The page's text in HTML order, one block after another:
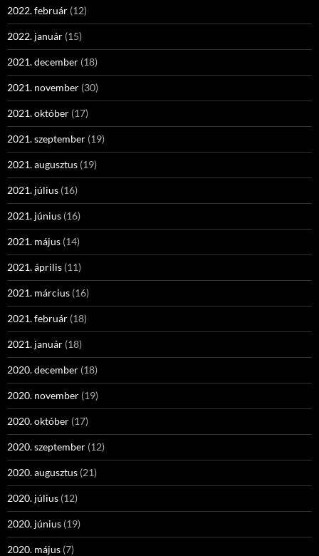
2022. február (12)
2022. január (15)
2021. december (18)
2021. november (30)
2021. október (17)
2021. szeptember (19)
2021. augusztus (19)
2021. július (16)
2021. június (16)
2021. május (14)
2021. április (11)
2021. március (16)
2021. február (18)
2021. január (18)
2020. december (18)
2020. november (19)
2020. október (17)
2020. szeptember (12)
2020. augusztus (21)
2020. július (12)
2020. június (19)
2020. május (7)